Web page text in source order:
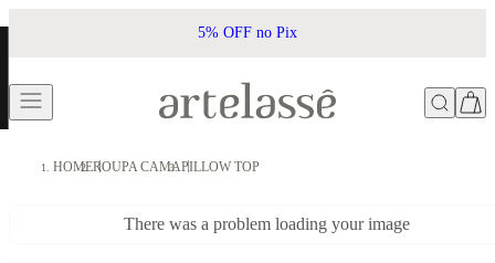
5% OFF no Pix
HOMEROUPA CAMAPILLOW TOP
There was a problem loading your image